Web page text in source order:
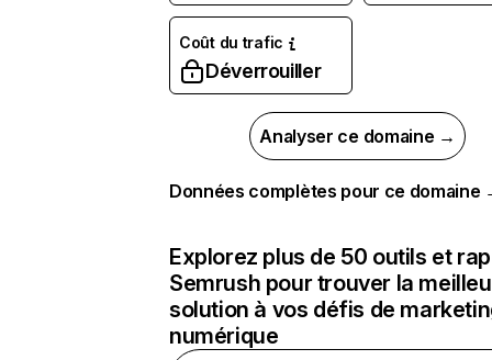
Coût du trafic
Déverrouiller
Analyser ce domaine →
Données complètes pour ce domaine
Explorez plus de 50 outils et
Semrush pour trouver la
solution à vos défis de
numérique